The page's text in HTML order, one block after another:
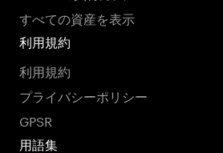
すべての資産を表示
利用規約
利用規約
プライバシーポリシー
GPSR
用語集